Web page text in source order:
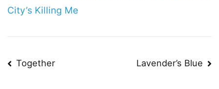
City’s Killing Me
Beitragsnavigation
Together Lavender’s Blue